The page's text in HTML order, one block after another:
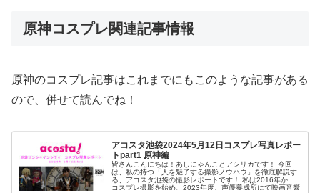
原神コスプレ関連記事情報
原神のコスプレ記事はこれまでにもこのような記事がある
ので、併せて読んでね！
アコスタ池袋2024年5月12日コスプレ写真レポー
トpart1 原神編
皆さんこんにちは！あしにゃんことアシリカです！ 今回
は、私の持つ「人を魅了する撮影ノウハウ」を徹底解説す
る、アコスタ池袋の撮影レポートです！ 私は2016年から
コスプレ撮影を始め、2023年度、声優養成所にて映画音響